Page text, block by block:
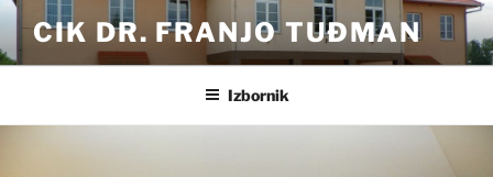
Preskoči
sadržaj
CIK DR. FRANJO TUĐMAN
Izbornik